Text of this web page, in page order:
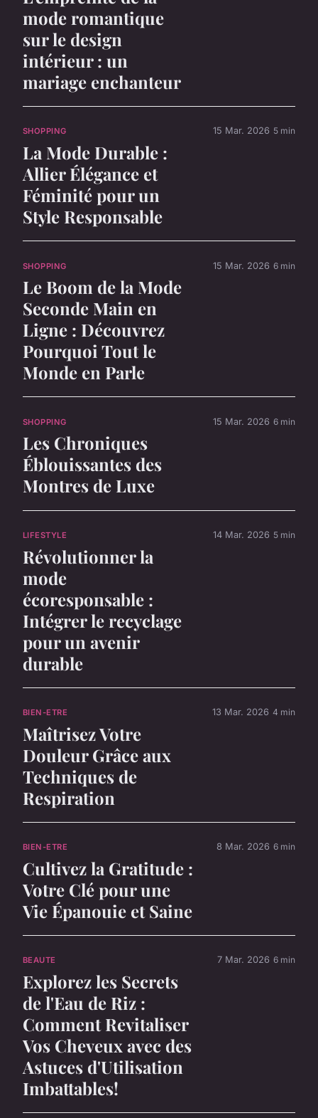
mode romantique
sur le design
intérieur : un
mariage enchanteur
SHOPPING
La Mode Durable :
Allier Élégance et
Féminité pour un
Style Responsable
15 Mar. 2026 5 min
SHOPPING
Le Boom de la Mode
Seconde Main en
Ligne : Découvrez
Pourquoi Tout le
Monde en Parle
15 Mar. 2026 6 min
SHOPPING
Les Chroniques
Éblouissantes des
Montres de Luxe
15 Mar. 2026 6 min
LIFESTYLE
Révolutionner la
mode
écoresponsable :
Intégrer le recyclage
pour un avenir
durable
14 Mar. 2026 5 min
BIEN-ETRE
Maîtrisez Votre
Douleur Grâce aux
Techniques de
Respiration
13 Mar. 2026 4 min
BIEN-ETRE
Cultivez la Gratitude :
Votre Clé pour une
Vie Épanouie et Saine
8 Mar. 2026 6 min
BEAUTE
Explorez les Secrets
de l'Eau de Riz :
Comment Revitaliser
Vos Cheveux avec des
Astuces d'Utilisation
Imbattables!
7 Mar. 2026 6 min